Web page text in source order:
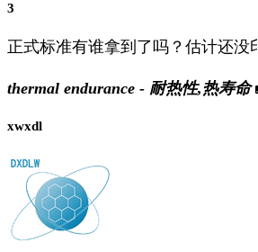
3
正式标准有谁拿到了吗？估计还没
thermal endurance - 耐热性,热寿命
xwxdl